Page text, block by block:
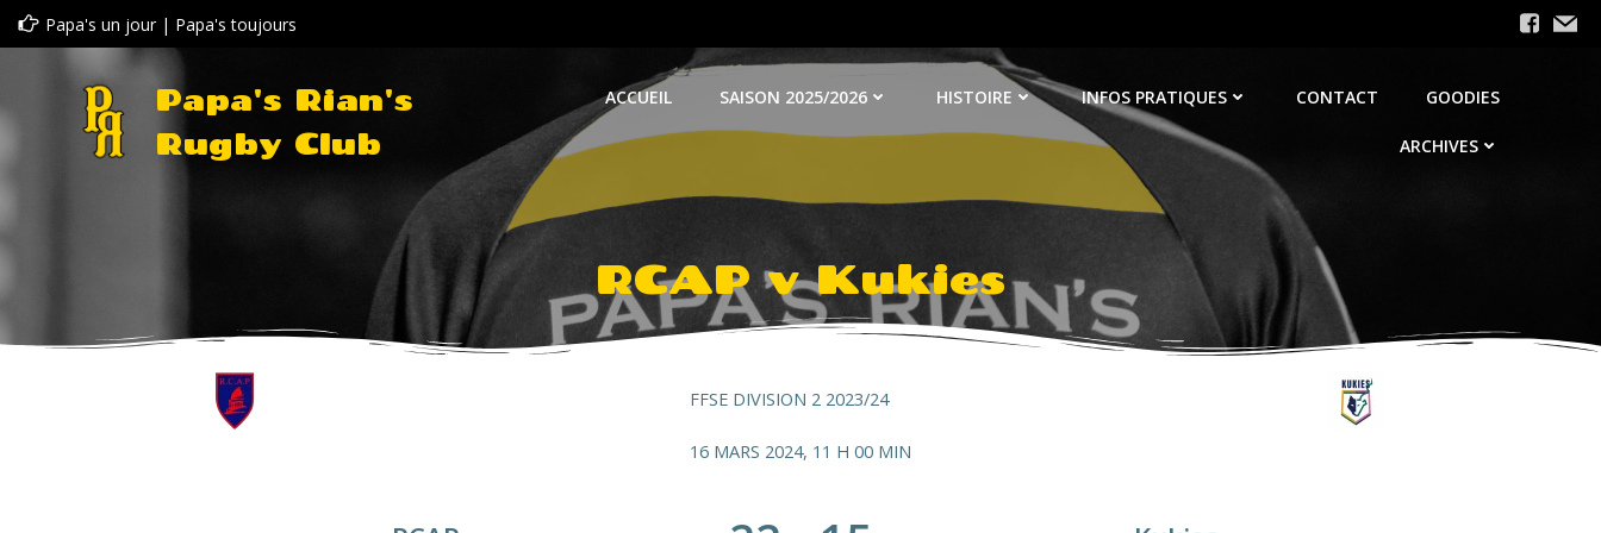
Aller
au
Papa's un jour | Papa's toujours
Papa's Rian's
Rugby Club
ACCUEIL SAISON 2025/2026 HISTOIRE INFOS PRATIQUES CONTACT GOODIES
ARCHIVES
RCAP v Kukies
FFSE DIVISION 2 2023/24
16 MARS 2024, 11 H 00 MIN